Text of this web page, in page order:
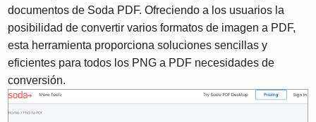
documentos de Soda PDF. Ofreciendo a los usuarios la
posibilidad de convertir varios formatos de imagen a PDF,
esta herramienta proporciona soluciones sencillas y
eficientes para todos los PNG a PDF necesidades de
conversión.